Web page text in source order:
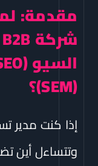
مقدمة:
(SEM)؟
إذا كنت
وتتساءل أين